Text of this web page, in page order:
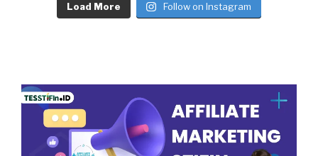
Load More Follow on Instagram